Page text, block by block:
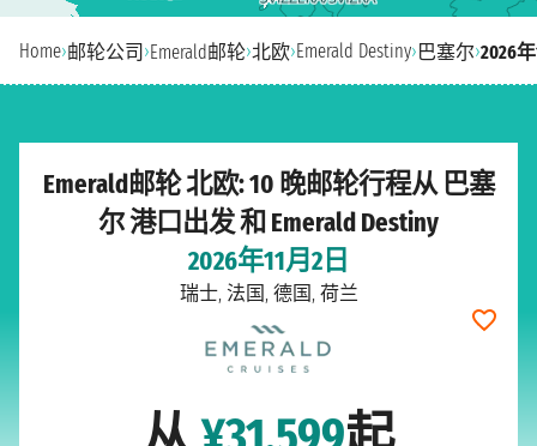
Home›邮轮公司 ›Emerald邮轮›北欧›Emerald Destiny›巴塞尔›2026
Emerald邮轮 北欧: 10 晚邮轮行程从 巴塞
尔 港口出发 和 Emerald Destiny
2026年11月2日
瑞士, 法国, 德国, 荷兰